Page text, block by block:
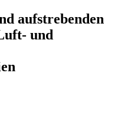
aufstrebenden
und